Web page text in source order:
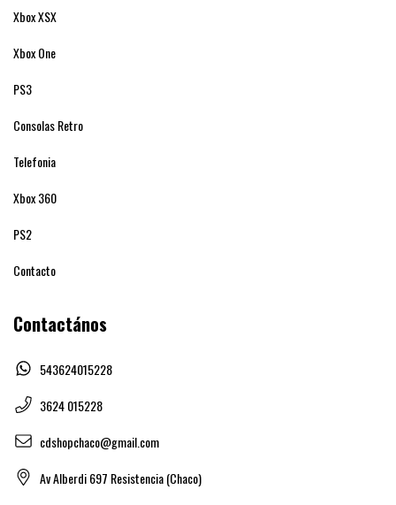
Xbox XSX
Xbox One
PS3
Consolas Retro
Telefonia
Xbox 360
PS2
Contacto
Contactános
543624015228
3624 015228
cdshopchaco@gmail.com
Av Alberdi 697 Resistencia (Chaco)